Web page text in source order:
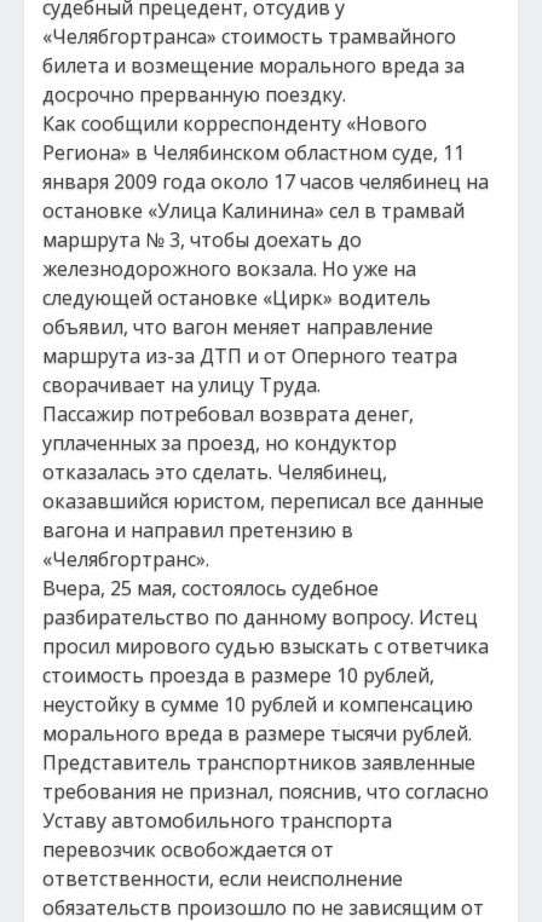
судебный прецедент, отсудив у
«Челябгортранса» стоимость трамвайного
билета и возмещение морального вреда за
досрочно прерванную поездку.
Как сообщили корреспонденту «Нового
Региона» в Челябинском областном суде, 11
января 2009 года около 17 часов челябинец на
остановке «Улица Калинина» сел в трамвай
маршрута № 3, чтобы доехать до
железнодорожного вокзала. Но уже на
следующей остановке «Цирк» водитель
объявил, что вагон меняет направление
маршрута из-за ДТП и от Оперного театра
сворачивает на улицу Труда.
Пассажир потребовал возврата денег,
уплаченных за проезд, но кондуктор
отказалась это сделать. Челябинец,
оказавшийся юристом, переписал все данные
вагона и направил претензию в
«Челябгортранс».
Вчера, 25 мая, состоялось судебное
разбирательство по данному вопросу. Истец
просил мирового судью взыскать с ответчика
стоимость проезда в размере 10 рублей,
неустойку в сумме 10 рублей и компенсацию
морального вреда в размере тысячи рублей.
Представитель транспортников заявленные
требования не признал, пояснив, что согласно
Уставу автомобильного транспорта
перевозчик освобождается от
ответственности, если неисполнение
обязательств произошло по не зависящим от